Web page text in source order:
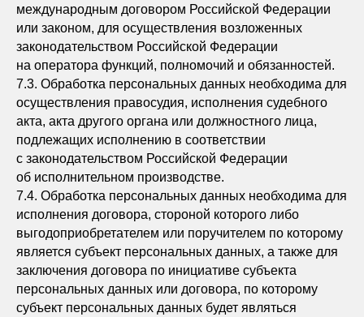
международным договором Российской Федерации
или законом, для осуществления возложенных
законодательством Российской Федерации
на оператора функций, полномочий и обязанностей.
7.3. Обработка персональных данных необходима для
осуществления правосудия, исполнения судебного
акта, акта другого органа или должностного лица,
подлежащих исполнению в соответствии
с законодательством Российской Федерации
об исполнительном производстве.
7.4. Обработка персональных данных необходима для
исполнения договора, стороной которого либо
выгодоприобретателем или поручителем по которому
является субъект персональных данных, а также для
заключения договора по инициативе субъекта
персональных данных или договора, по которому
субъект персональных данных будет являться